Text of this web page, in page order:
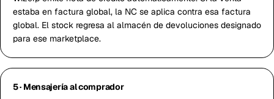
estaba en factura global, la NC se aplica contra esa factura
global. El stock regresa al almacén de devoluciones designado
para ese marketplace.
5 · Mensajería al comprador